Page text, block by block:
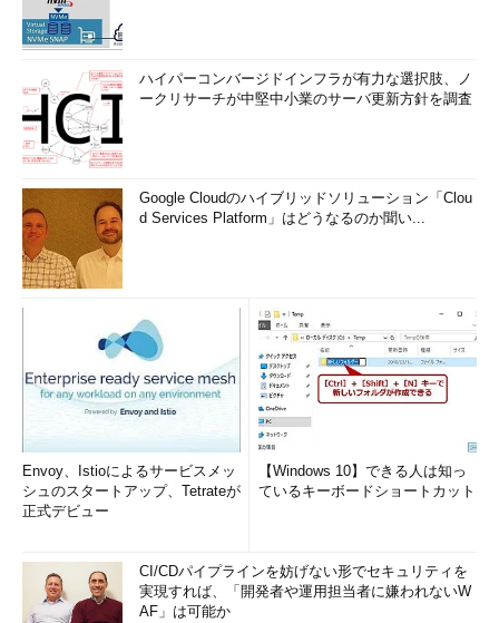
ハイパーコンバージドインフラが有力な選択肢、ノ
ークリサーチが中堅中小業のサーバ更新方針を調査
Google Cloudのハイブリッドソリューション「Clou
d Services Platform」はどうなるのか聞い...
Envoy、Istioによるサービスメッ
シュのスタートアップ、Tetrateが
正式デビュー
【Windows 10】できる人は知っ
ているキーボードショートカット
CI/CDパイプラインを妨げない形でセキュリティを
実現すれば、「開発者や運用担当者に嫌われないW
AF」は可能か